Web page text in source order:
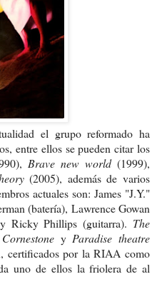
el grupo reformado ha
entre ellos se pueden citar los
Brave new world(1999),
(2005), además de varios
actuales son: James "J.Y."
(batería), Lawrence Gowan
Ricky Phillips (guitarra). The
yParadise theatre
certificados por la RIAA como
uno de ellos la friolera de al